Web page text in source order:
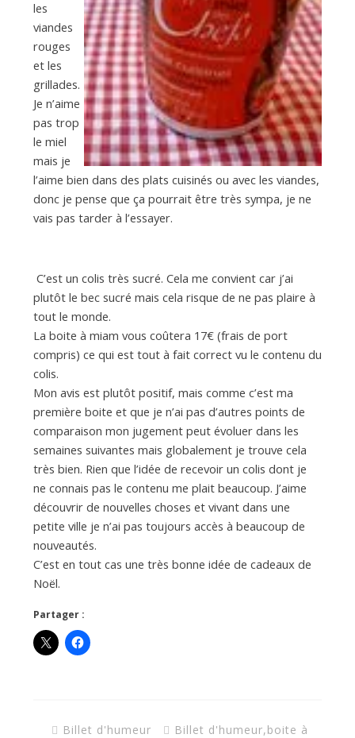
les
viandes
rouges
et les
grillades.
Je n’aime
pas trop
le miel
mais je
l’aime bien dans des plats cuisinés ou avec les viandes,
donc je pense que ça pourrait être très sympa, je ne
vais pas tarder à l’essayer.
C’est un colis très sucré. Cela me convient car j’ai
plutôt le bec sucré mais cela risque de ne pas plaire à
tout le monde.
La boite à miam vous coûtera 17€ (frais de port
compris) ce qui est tout à fait correct vu le contenu du
colis.
Mon avis est plutôt positif, mais comme c’est ma
première boite et que je n’ai pas d’autres points de
comparaison mon jugement peut évoluer dans les
semaines suivantes mais globalement je trouve cela
très bien. Rien que l’idée de recevoir un colis dont je
ne connais pas le contenu me plait beaucoup. J’aime
découvrir de nouvelles choses et vivant dans une
petite ville je n’ai pas toujours accès à beaucoup de
nouveautés.
C’est en tout cas une très bonne idée de cadeaux de
Noël.
Partager :
Billet d'humeur Billet d'humeur,boite à